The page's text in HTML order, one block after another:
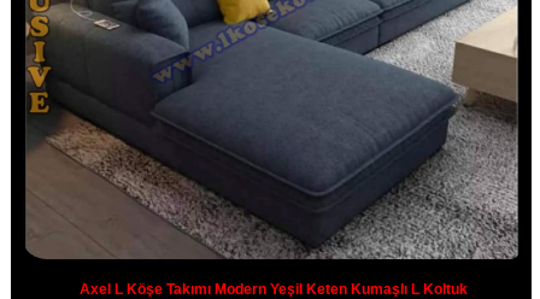
Axel L Köşe Takımı Modern Yeşil Keten Kumaşlı L Koltuk